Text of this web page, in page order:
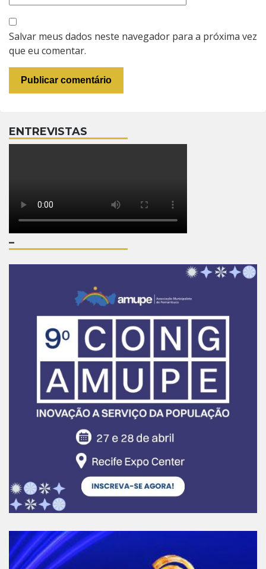
Salvar meus dados neste navegador para a próxima vez
que eu comentar.
ENTREVISTAS
–